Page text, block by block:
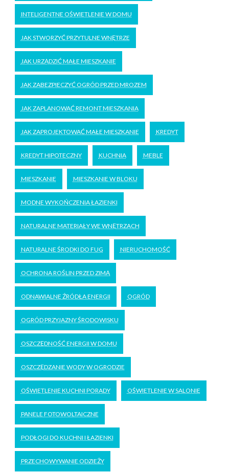
INTELIGENTNE OŚWIETLENIE W DOMU
JAK STWORZYĆ PRZYTULNE WNĘTRZE
JAK URZĄDZIĆ MAŁE MIESZKANIE
JAK ZABEZPIECZYĆ OGRÓD PRZED MROZEM
JAK ZAPLANOWAĆ REMONT MIESZKANIA
JAK ZAPROJEKTOWAĆ MAŁE MIESZKANIE KREDYT
KREDYT HIPOTECZNY KUCHNIA MEBLE
MIESZKANIE MIESZKANIE W BLOKU
MODNE WYKOŃCZENIA ŁAZIENKI
NATURALNE MATERIAŁY WE WNĘTRZACH
NATURALNE ŚRODKI DO FUG NIERUCHOMOŚĆ
OCHRONA ROŚLIN PRZED ZIMĄ
ODNAWIALNE ŹRÓDŁA ENERGII OGRÓD
OGRÓD PRZYJAZNY ŚRODOWISKU
OSZCZĘDNOŚĆ ENERGII W DOMU
OSZCZĘDZANIE WODY W OGRODZIE
OŚWIETLENIE KUCHNI PORADY OŚWIETLENIE W SALONIE
PANELE FOTOWOLTAICZNE
PODŁOGI DO KUCHNI I ŁAZIENKI
PRZECHOWYWANIE ODZIEŻY